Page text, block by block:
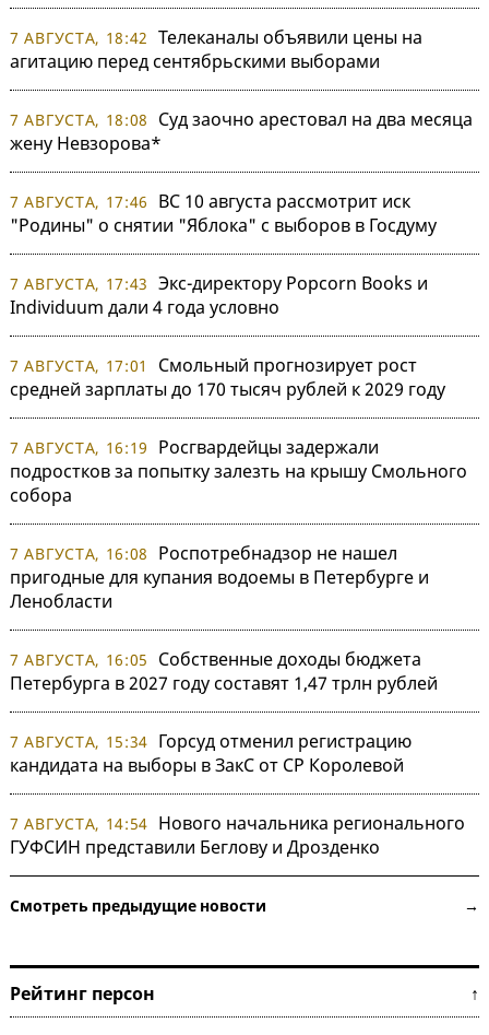
7 АВГУСТА, 18:42 Телеканалы объявили цены на
агитацию перед сентябрьскими выборами
7 АВГУСТА, 18:08
Суд заочно арестовал на два месяца
жену Невзорова*
7 АВГУСТА, 17:46
ВС 10 августа рассмотрит иск
"Родины" о снятии "Яблока" с выборов в Госдуму
7 АВГУСТА, 17:43 Экс-директору Popcorn Books и
Individuum дали 4 года условно
7 АВГУСТА, 17:01
Смольный прогнозирует рост
средней зарплаты до 170 тысяч рублей к 2029 году
7 АВГУСТА, 16:19
Росгвардейцы задержали
подростков за попытку залезть на крышу Смольного
собора
7 АВГУСТА, 16:08
Роспотребнадзор не нашел
пригодные для купания водоемы в Петербурге и
Ленобласти
7 АВГУСТА, 16:05
Собственные доходы бюджета
Петербурга в 2027 году составят 1,47 трлн рублей
7 АВГУСТА, 15:34 Горсуд отменил регистрацию
кандидата на выборы в ЗакС от СР Королевой
7 АВГУСТА, 14:54 Нового начальника регионального
ГУФСИН представили Беглову и Дрозденко
Смотреть предыдущие новости →
Рейтинг персон ↑